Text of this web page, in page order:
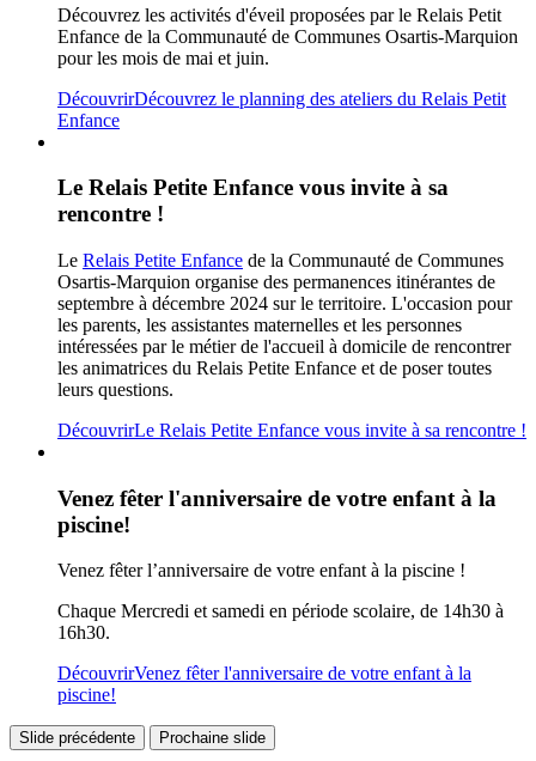
Découvrez les activités d'éveil proposées par le Relais Petit
Enfance de la Communauté de Communes Osartis-Marquion
pour les mois de mai et juin.
DécouvrirDécouvrez le planning des ateliers du Relais Petit
Enfance
Le Relais Petite Enfance vous invite à sa
rencontre !
Le Relais Petite Enfance de la Communauté de Communes
Osartis-Marquion organise des permanences itinérantes de
septembre à décembre 2024 sur le territoire. L'occasion pour
les parents, les assistantes maternelles et les personnes
intéressées par le métier de l'accueil à domicile de rencontrer
les animatrices du Relais Petite Enfance et de poser toutes
leurs questions.
DécouvrirLe Relais Petite Enfance vous invite à sa rencontre !
Venez fêter l'anniversaire de votre enfant à la
piscine!
Venez fêter l’anniversaire de votre enfant à la piscine !
Chaque Mercredi et samedi en période scolaire, de 14h30 à
16h30.
DécouvrirVenez fêter l'anniversaire de votre enfant à la
piscine!
Slide précédente Prochaine slide